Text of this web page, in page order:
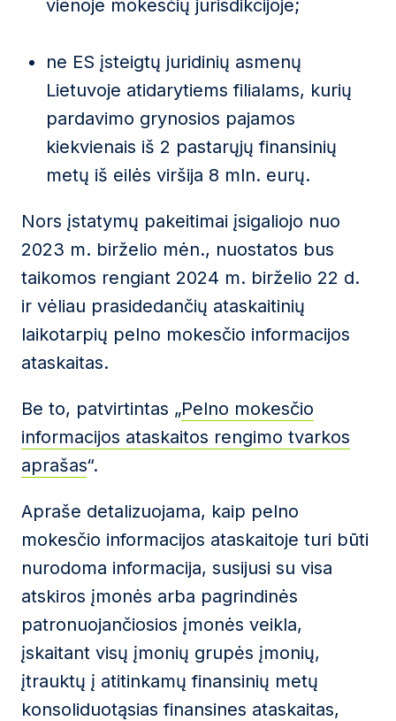
vienoje mokesčių jurisdikcijoje;
ne ES įsteigtų juridinių asmenų
Lietuvoje atidarytiems filialams, kurių
pardavimo grynosios pajamos
kiekvienais iš 2 pastarųjų finansinių
metų iš eilės viršija 8 mln. eurų.
Nors įstatymų pakeitimai įsigaliojo nuo
2023 m. birželio mėn., nuostatos bus
taikomos rengiant 2024 m. birželio 22 d.
ir vėliau prasidedančių ataskaitinių
laikotarpių pelno mokesčio informacijos
ataskaitas.
Be to, patvirtintas „Pelno mokesčio
informacijos ataskaitos rengimo tvarkos
aprašas“.
Apraše detalizuojama, kaip pelno
mokesčio informacijos ataskaitoje turi būti
nurodoma informacija, susijusi su visa
atskiros įmonės arba pagrindinės
patronuojančiosios įmonės veikla,
įskaitant visų įmonių grupės įmonių,
įtrauktų į atitinkamų finansinių metų
konsoliduotąsias finansines ataskaitas,